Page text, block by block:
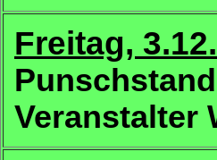
Freitag,
Punschstandl
Veranstalter